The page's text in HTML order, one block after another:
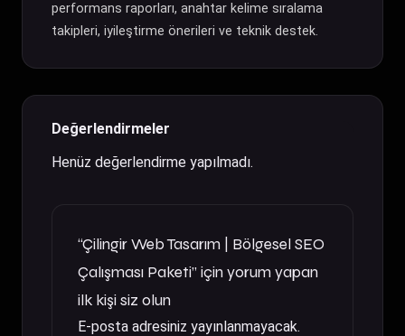
performans raporları, anahtar kelime sıralama
takipleri, iyileştirme önerileri ve teknik destek.
Değerlendirmeler
Henüz değerlendirme yapılmadı.
“Çilingir Web Tasarım | Bölgesel SEO
Çalışması Paketi” için yorum yapan
ilk kişi siz olun
E-posta adresiniz yayınlanmayacak.